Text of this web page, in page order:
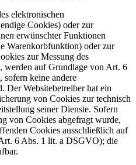
elektronischen
Cookies) oder zur
erwünschter Funktionen
Warenkorbfunktion) oder zur
zur Messung des
werden auf Grundlage von Art. 6
keine andere
Der Websitebetreiber hat ein
von Cookies zur technisch
seiner Dienste. Sofern
von Cookies abgefragt wurde,
Cookies ausschließlich auf
6 Abs. 1 lit. a DSGVO); die